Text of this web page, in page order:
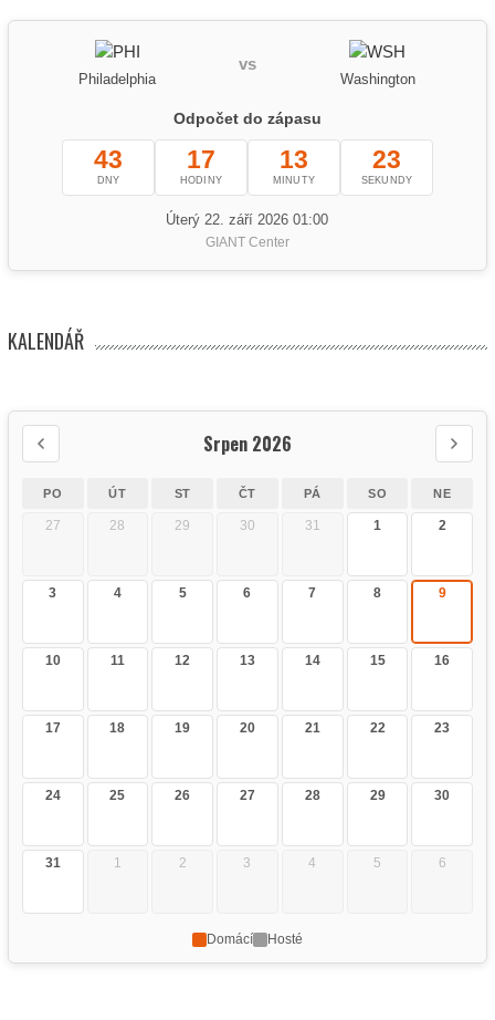
Philadelphia
vs
Washington
Odpočet do zápasu
43
DNY
17
HODINY
13
MINUTY
23
SEKUNDY
Úterý 22. září 2026 01:00
GIANT Center
KALENDÁŘ
Srpen 2026
PO ÚT ST ČT PÁ SO NE
27 28 29 30 31 1 2
3 4 5 6 7 8 9
10 11 12 13 14 15 16
17 18 19 20 21 22 23
24 25 26 27 28 29 30
31 1 2 3 4 5 6
Domácí Hosté